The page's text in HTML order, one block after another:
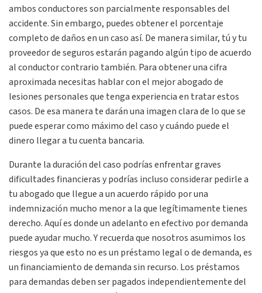
ambos conductores son parcialmente responsables del
accidente. Sin embargo, puedes obtener el porcentaje
completo de daños en un caso así. De manera similar, tú y tu
proveedor de seguros estarán pagando algún tipo de acuerdo
al conductor contrario también. Para obtener una cifra
aproximada necesitas hablar con el mejor abogado de
lesiones personales que tenga experiencia en tratar estos
casos. De esa manera te darán una imagen clara de lo que se
puede esperar como máximo del caso y cuándo puede el
dinero llegar a tu cuenta bancaria.
Durante la duración del caso podrías enfrentar graves
dificultades financieras y podrías incluso considerar pedirle a
tu abogado que llegue a un acuerdo rápido por una
indemnización mucho menor a la que legítimamente tienes
derecho. Aquí es donde un adelanto en efectivo por demanda
puede ayudar mucho. Y recuerda que nosotros asumimos los
riesgos ya que esto no es un préstamo legal o de demanda, es
un financiamiento de demanda sin recurso. Los préstamos
para demandas deben ser pagados independientemente del